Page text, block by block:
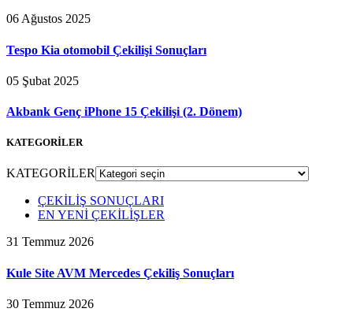
06 Ağustos 2025
Tespo Kia otomobil Çekilişi Sonuçları
05 Şubat 2025
Akbank Genç iPhone 15 Çekilişi (2. Dönem)
KATEGORİLER
KATEGORİLER
ÇEKİLİŞ SONUÇLARI
EN YENİ ÇEKİLİŞLER
31 Temmuz 2026
Kule Site AVM Mercedes Çekiliş Sonuçları
30 Temmuz 2026